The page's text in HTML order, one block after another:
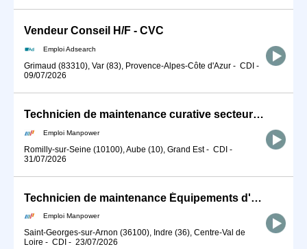
Vendeur Conseil H/F - CVC
Emploi Adsearch
Grimaud (83310), Var (83), Provence-Alpes-Côte d'Azur - CDI -
09/07/2026
Technicien de maintenance curative secteur éolien (H/F)
Emploi Manpower
Romilly-sur-Seine (10100), Aube (10), Grand Est- CDI -
31/07/2026
Technicien de maintenance Équipements d'Accès Éolien H/F (H/F)
Emploi Manpower
Saint-Georges-sur-Arnon (36100), Indre (36), Centre-Val de
Loire - CDI - 23/07/2026